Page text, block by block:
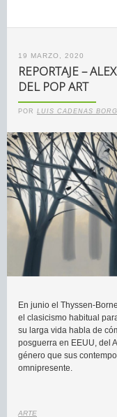
19 MARZO, 2020
REPORTAJE –
DEL POP ART
POR LUIS CADENAS
En junio el Thyssen-
el clasicismo habitual
su larga vida habla de
posguerra en EEUU, del
género que sus
omnipresente.
ARTE